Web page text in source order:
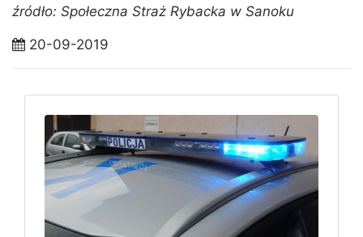
źródło: Społeczna Straż Rybacka w Sanoku
20-09-2019